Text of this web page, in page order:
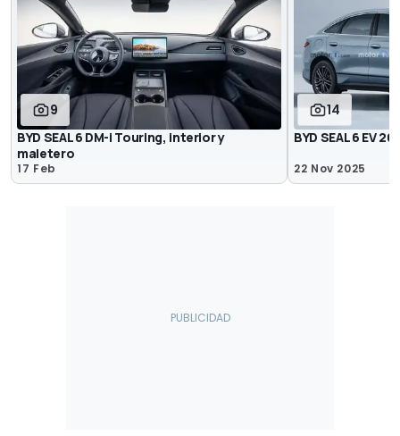
9
BYD SEAL 6 DM-i Touring, interior y
maletero
17 Feb
14
BYD SEAL 6 EV
22 Nov 2025